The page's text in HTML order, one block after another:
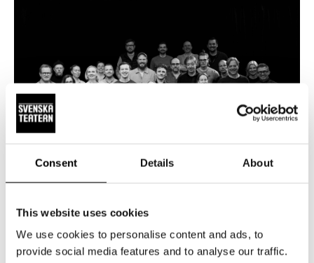
Consent Details About
This website uses cookies
We use cookies to personalise content and ads, to
provide social media features and to analyse our traffic.
UUTISET 15.5.2026
Jo 20 000 lippua varattu Änglagård-
musikaaliin. Kevään 2027 liput tulevat